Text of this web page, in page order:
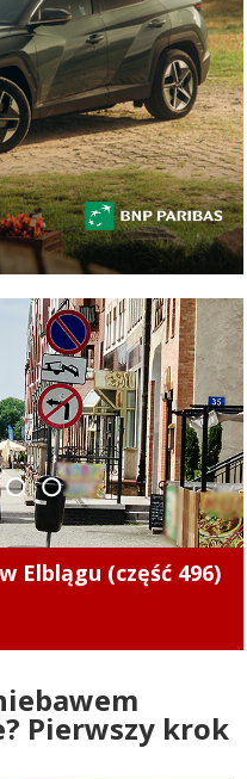
sezonie. Concordia
4 5
Pierwszy krok